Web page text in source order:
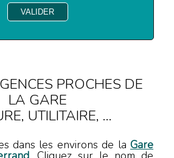
PROCHES DE
LA GARE
UTILITAIRE, ...
dans les environs de laGare